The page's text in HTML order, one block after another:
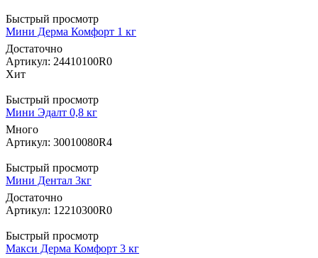
Быстрый просмотр
Мини Дерма Комфорт 1 кг
Достаточно
Артикул: 24410100R0
Хит
Быстрый просмотр
Мини Эдалт 0,8 кг
Много
Артикул: 30010080R4
Быстрый просмотр
Мини Дентал 3кг
Достаточно
Артикул: 12210300R0
Быстрый просмотр
Макси Дерма Комфорт 3 кг